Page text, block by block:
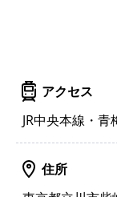
アクセス
JR中央本線・
住所